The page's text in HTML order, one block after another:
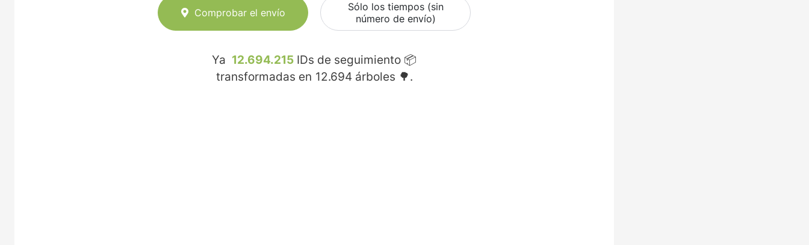
Comprobar el envío
Sólo los tiempos (sin
número de envío)
Ya 12.694.215 IDs de seguimiento 📦
transformadas en 12.694 árboles 🌳.